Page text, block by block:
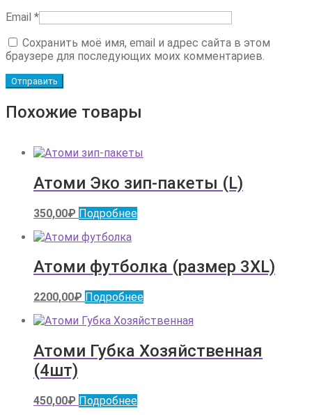
Email *
Сохранить моё имя, email и адрес сайта в этом
браузере для последующих моих комментариев.
Похожие товары
Атоми Эко зип-пакеты (L)
350,00₽ Подробнее
Атоми футболка (размер 3XL)
2200,00₽ Подробнее
Атоми Губка Хозяйственная
(4шт)
450,00₽ Подробнее